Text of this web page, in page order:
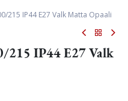
215 IP44 E27 Valk Matta Opaali
215 IP44 E27 Valk